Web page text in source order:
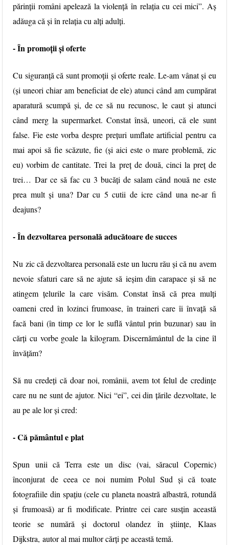
părinţii români apelează la violenţă în relaţia cu cei mici”. Aș
adăuga că și în relația cu alți adulți.
- În promoții și oferte
Cu siguranță că sunt promoții și oferte reale. Le-am vânat și eu
(și uneori chiar am beneficiat de ele) atunci când am cumpărat
aparatură scumpă și, de ce să nu recunosc, le caut și atunci
când merg la supermarket. Constat însă, uneori, că ele sunt
false. Fie este vorba despre prețuri umflate artificial pentru ca
mai apoi să fie scăzute, fie (și aici este o mare problemă, zic
eu) vorbim de cantitate. Trei la preț de două, cinci la preț de
trei… Dar ce să fac cu 3 bucăți de salam când nouă ne este
prea mult și una? Dar cu 5 cutii de icre când una ne-ar fi
deajuns?
- În dezvoltarea personală aducătoare de succes
Nu zic că dezvoltarea personală este un lucru rău și că nu avem
nevoie sfaturi care să ne ajute să ieșim din carapace și să ne
atingem țelurile la care visăm. Constat însă că prea mulți
oameni cred în lozinci frumoase, în traineri care îi învață să
facă bani (în timp ce lor le suflă vântul prin buzunar) sau în
cărți cu vorbe goale la kilogram. Discernământul de la cine îl
învățăm?
Să nu credeți că doar noi, românii, avem tot felul de credințe
care nu ne sunt de ajutor. Nici “ei”, cei din țările dezvoltate, le
au pe ale lor și cred:
- Că pământul e plat
Spun unii că Terra este un disc (vai, săracul Copernic)
înconjurat de ceea ce noi numim Polul Sud și că toate
fotografiile din spațiu (cele cu planeta noastră albastră, rotundă
și frumoasă) ar fi modificate. Printre cei care susțin această
teorie se numără și doctorul olandez în științe, Klaas
Dijkstra, autor al mai multor cărți pe această temă.